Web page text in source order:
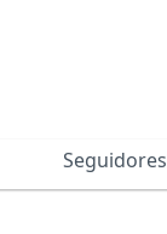
Seguidores